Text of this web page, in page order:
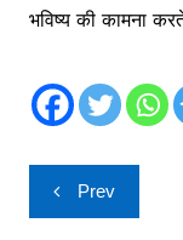
भविष्य की कामना
Post
navigation
Prev